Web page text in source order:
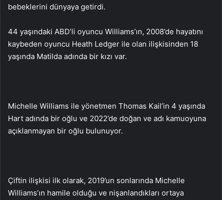
bebeklerini dünyaya getirdi.
44 yaşındaki ABD’li oyuncu Williams’ın, 2008’de hayatını
kaybeden oyuncu Heath Ledger ile olan ilişkisinden 18
yaşında Matilda adında bir kızı var.
Michelle Williams ile yönetmen Thomas Kail’in 4 yaşında
Hart adında bir oğlu ve 2022’de doğan ve adı kamuoyuna
açıklanmayan bir oğlu bulunuyor.
Çiftin ilişkisi ilk olarak, 2019’un sonlarında Michelle
Williams’ın hamile olduğu ve nişanlandıkları ortaya